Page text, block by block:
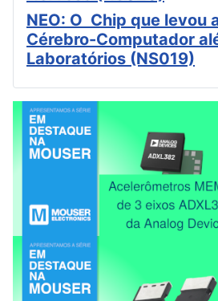
NEO: O Chip que levou
Cérebro-Computador
Laboratórios (NS019)